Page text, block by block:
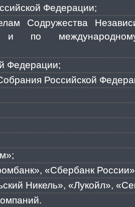
Федерации;
Содружества
международному
Федерации;
Российской
«Сбербанк
Никель», «Лукойл»,